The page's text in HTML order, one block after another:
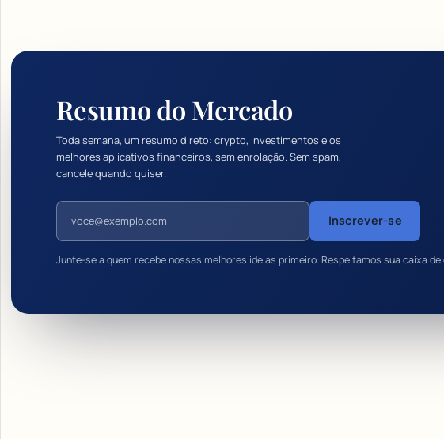
Resumo do Mercado
Toda semana, um resumo direto: crypto, investimentos e os
melhores aplicativos financeiros, sem enrolação. Sem spam,
cancele quando quiser.
Endereço de e-mail
Inscrever-se
Junte-se a quem recebe nossas melhores ideias primeiro. Respeitamos sua caixa de